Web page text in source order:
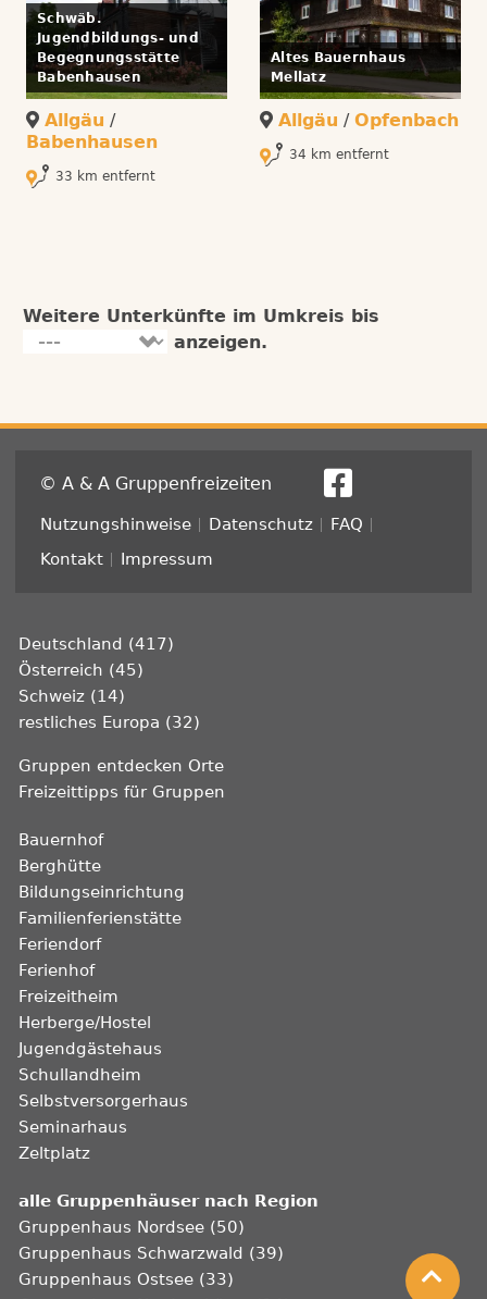
Schwäb.
Jugendbildungs- und
Begegnungsstätte
Babenhausen
Allgäu /
Babenhausen
33 km entfernt
Altes Bauernhaus
Mellatz
Allgäu / Opfenbach
34 km entfernt
Weitere Unterkünfte im Umkreis bis
anzeigen.
© A & A Gruppenfreizeiten
Fußzeile
Nutzungshinweise Datenschutz
FAQ
Kontakt
Impressum
Deutschland (417)
Österreich (45)
Schweiz (14)
restliches Europa (32)
Gruppen entdecken Orte
Freizeittipps für Gruppen
Bauernhof
Berghütte
Bildungseinrichtung
Familienferienstätte
Feriendorf
Ferienhof
Freizeitheim
Herberge/Hostel
Jugendgästehaus
Schullandheim
Selbstversorgerhaus
Seminarhaus
Zeltplatz
alle Gruppenhäuser nach Region
Gruppenhaus Nordsee (50)
Gruppenhaus Schwarzwald (39)
Gruppenhaus Ostsee (33)